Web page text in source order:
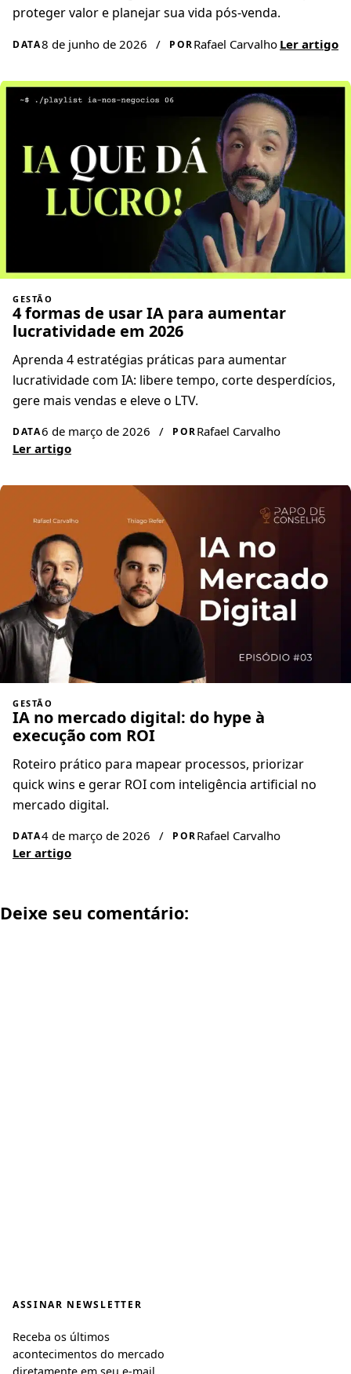
proteger valor e planejar sua vida pós-venda.
DATA8 de junho de 2026 / PORRafael Carvalho Ler artigo
GESTÃO
4 formas de usar IA para aumentar
lucratividade em 2026
Aprenda 4 estratégias práticas para aumentar
lucratividade com IA: libere tempo, corte desperdícios,
gere mais vendas e eleve o LTV.
DATA6 de março de 2026 / PORRafael Carvalho
Ler artigo
GESTÃO
IA no mercado digital: do hype à
execução com ROI
Roteiro prático para mapear processos, priorizar
quick wins e gerar ROI com inteligência artificial no
mercado digital.
DATA4 de março de 2026 / PORRafael Carvalho
Ler artigo
Deixe seu comentário:
ASSINAR NEWSLETTER
Receba os últimos
acontecimentos do mercado